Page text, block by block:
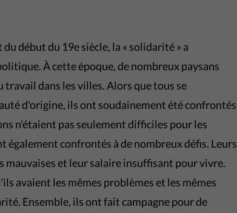
début du 19e siècle, la « solidarité » a
À cette époque, de nombreux paysans
dans les villes. Alors que tous se
d'origine, ils ont soudainement été confrontés
n'étaient pas seulement difficiles pour les
également confrontés à de nombreux défis. Leurs
et leur salaire insuffisant pour vivre.
avaient les mêmes problèmes et les mêmes
Ensemble, ils ont fait campagne pour de